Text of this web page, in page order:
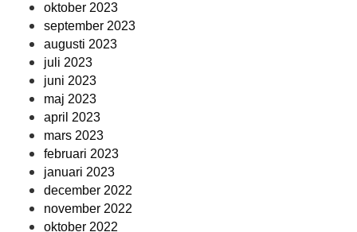
oktober 2023
september 2023
augusti 2023
juli 2023
juni 2023
maj 2023
april 2023
mars 2023
februari 2023
januari 2023
december 2022
november 2022
oktober 2022